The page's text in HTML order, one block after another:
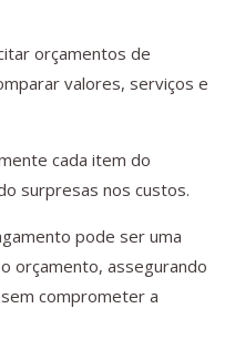
orçamentos de
valores, serviços e
cada item do
surpresas nos custos.
pode ser uma
orçamento, assegurando
comprometer a